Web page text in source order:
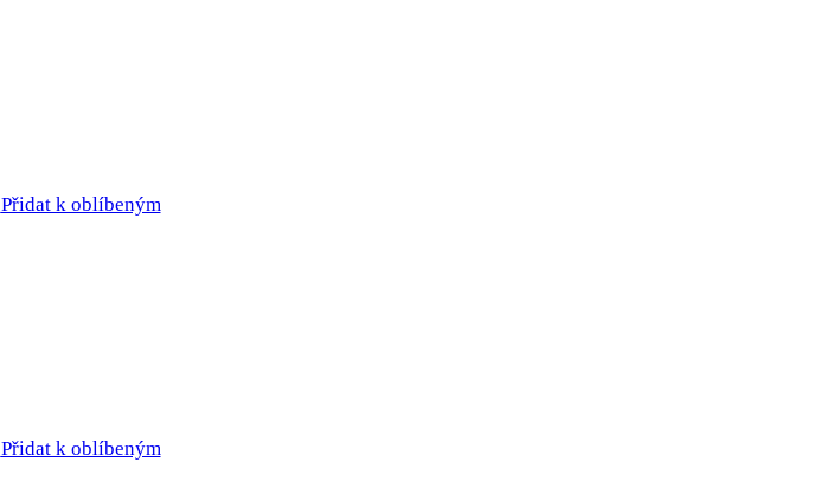
Přidat k oblíbeným
Přidat k oblíbeným